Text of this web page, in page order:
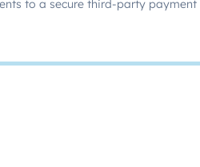
to a secure third-party payment